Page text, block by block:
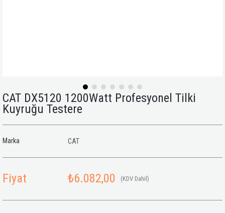
CAT DX5120 1200Watt Profesyonel Tilki
Kuyruğu Testere
Marka CAT
Fiyat ₺6.082,00 (KDV Dahil)